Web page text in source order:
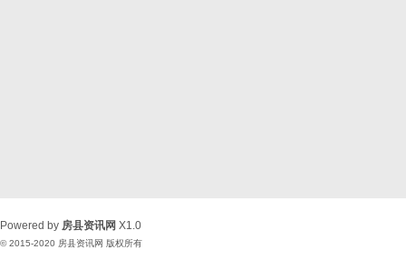
Powered by 房县资讯网 X1.0
© 2015-2020 房县资讯网 版权所有